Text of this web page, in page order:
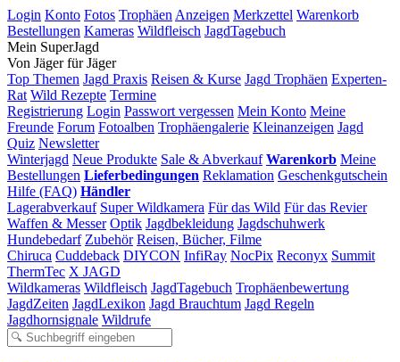
Login Konto Fotos Trophäen Anzeigen Merkzettel Warenkorb
Bestellungen Kameras Wildfleisch JagdTagebuch
Mein SuperJagd
Von Jäger für Jäger
Top Themen Jagd Praxis Reisen & Kurse Jagd Trophäen Experten-
Rat Wild Rezepte Termine
Registrierung Login Passwort vergessen Mein Konto Meine
Freunde Forum Fotoalben Trophäengalerie Kleinanzeigen Jagd
Quiz Newsletter
Winterjagd Neue Produkte Sale & Abverkauf Warenkorb Meine
Bestellungen Lieferbedingungen Reklamation Geschenkgutschein
Hilfe (FAQ) Händler
Lagerabverkauf Super Wildkamera Für das Wild Für das Revier
Waffen & Messer Optik Jagdbekleidung Jagdschuhwerk
Hundebedarf Zubehör Reisen, Bücher, Filme
Chiruca Cuddeback DIYCON InfiRay NocPix Reconyx Summit
ThermTec X JAGD
Wildkameras Wildfleisch JagdTagebuch Trophäenbewertung
JagdZeiten JagdLexikon Jagd Brauchtum Jagd Regeln
Jagdhornsignale Wildrufe